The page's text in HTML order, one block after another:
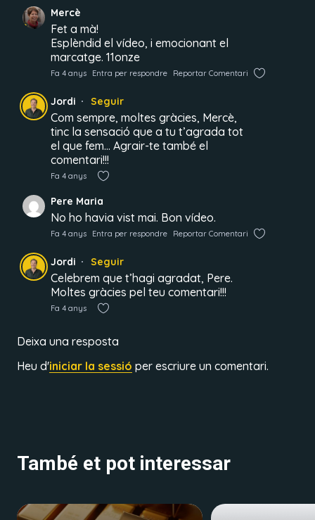
Mercè
Fet a mà!
Esplèndid el vídeo, i emocionant el
marcatge. 11onze
Fa 4 anys Entra per respondre Reportar Comentari
Jordi Seguir
Com sempre, moltes gràcies, Mercè,
tinc la sensació que a tu t’agrada tot
el que fem… Agrair-te també el
comentari!!!
Fa 4 anys
Pere Maria
No ho havia vist mai. Bon vídeo.
Fa 4 anys Entra per respondre Reportar Comentari
Jordi Seguir
Celebrem que t’hagi agradat, Pere.
Moltes gràcies pel teu comentari!!!
Fa 4 anys
Deixa una resposta
Heu d'iniciar la sessió per escriure un comentari.
També et pot interessar